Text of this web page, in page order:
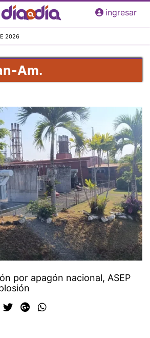
Pasar
al
principal
ingresar
2026
Am.
por apagón nacional, ASEP